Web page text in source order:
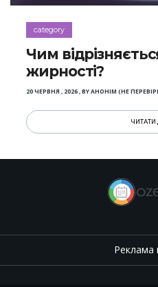
category
Чим
жирності?
20 ЧЕРВНЯ , 2026,BYАНОНІМ (НЕ
ЧИТАТИ
Реклама